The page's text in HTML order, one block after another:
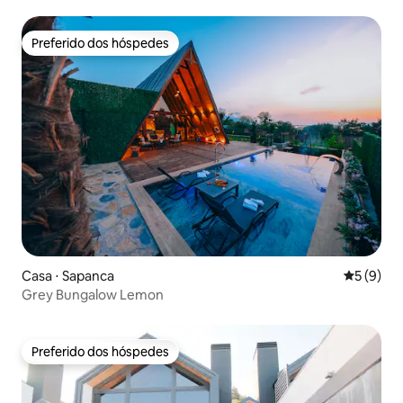
Preferido dos hóspedes
Preferido dos hóspedes
Casa ⋅ Sapanca 5 de
5 (9)
Grey Bungalow Lemon
Preferido dos hóspedes
Preferido dos hóspedes